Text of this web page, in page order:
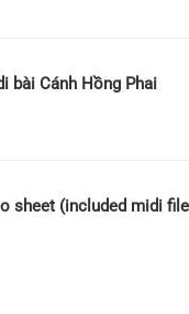
bài Cánh Hồng Phai
sheet (included midi